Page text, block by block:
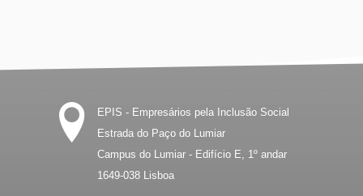
EPIS - Empresários pela Inclusão Social
Estrada do Paço do Lumiar
Campus do Lumiar - Edifício E, 1º andar
1649-038 Lisboa